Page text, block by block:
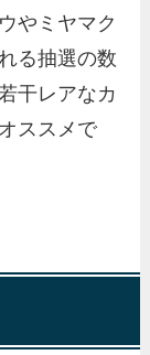
やミヤマク
る抽選の数
干レアなカ
ススメで